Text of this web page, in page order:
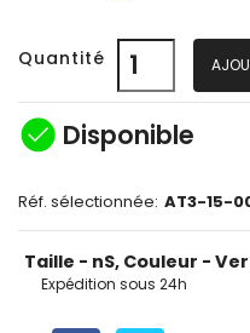
Quantité
check_circle Disponible
Réf. sélectionnée: AT3-15-
Taille - nS, Couleur -
Expédition sous 24h